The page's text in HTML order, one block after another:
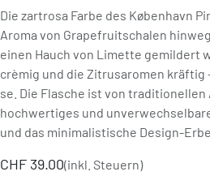
Die zartrosa Farbe des København
Aroma von Grapefruitschalen
einen Hauch von Limette gemildert
crèmig und die Zitrusaromen kräftig
se. Die Flasche ist von
hochwertiges und
und das minimalistische Design-
CHF 39.00(inkl. Steuern)